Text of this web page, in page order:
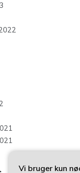
Vi bruger kun